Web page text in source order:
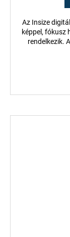
Az Insize
képpel, fókusz
rendelkezik.